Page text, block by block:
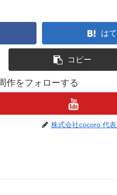
は
コピー
作をフォローする
株式会社cocoro 代